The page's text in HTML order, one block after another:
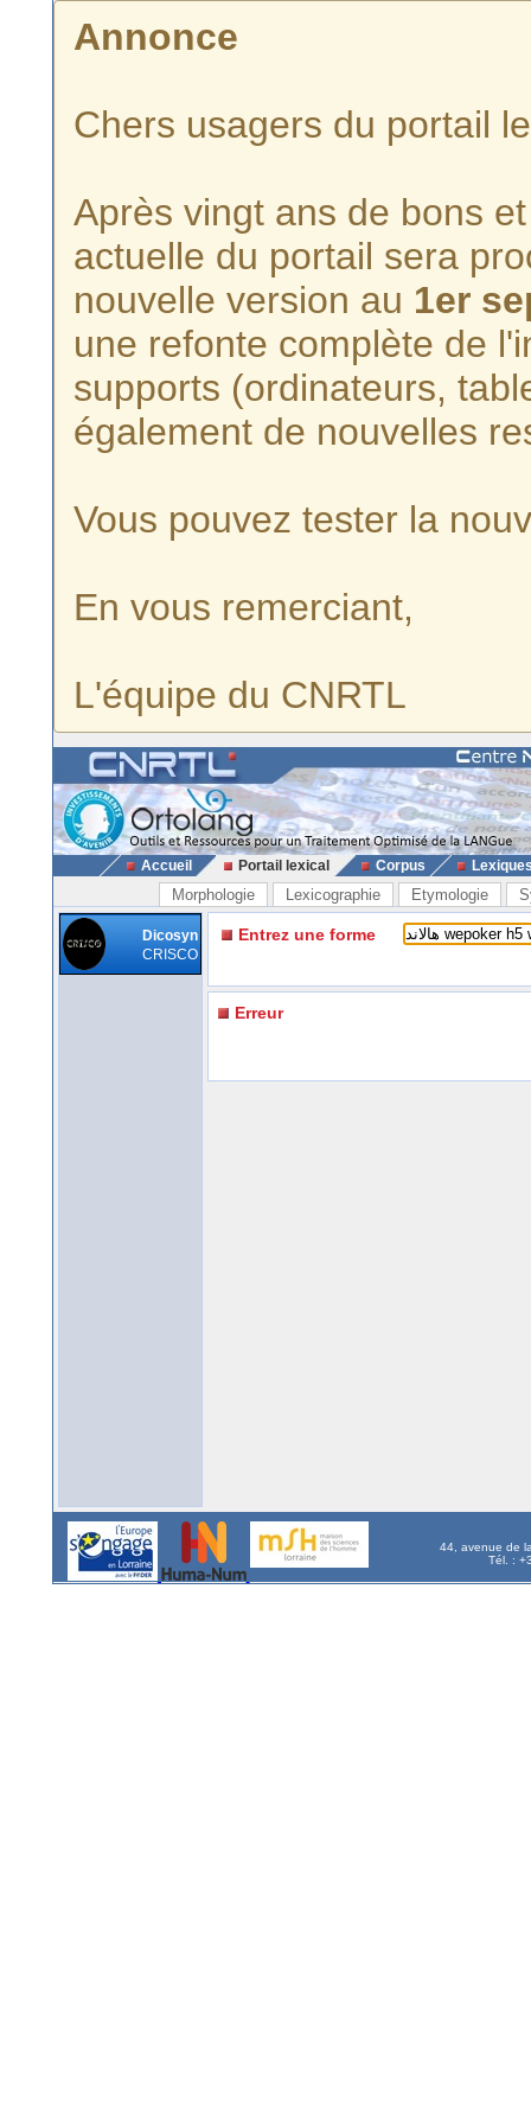
Annonce
Chers usagers du portail
Après vingt ans de bons
actuelle du portail sera
nouvelle version au 1er
une refonte complète de
supports (ordinateurs,
également de nouvelles
Vous pouvez tester la
En vous remerciant,
L'équipe du CNRTL
Accueil Portail lexical Corpus
Morphologie Lexicographie Etymologie
Dicosyn
CRISCO
Entrez une forme
Erreur
44, avenue de
Tél. :